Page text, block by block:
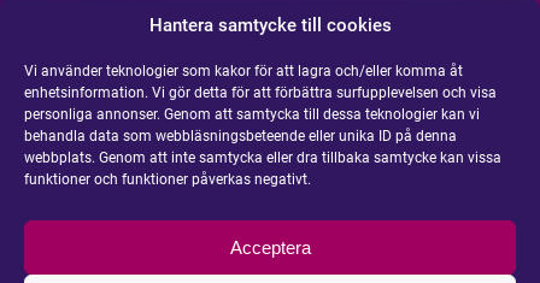
Hantera samtycke till cookies
Vi använder teknologier som kakor för att lagra och/eller komma åt
enhetsinformation. Vi gör detta för att förbättra surfupplevelsen och visa
personliga annonser. Genom att samtycka till dessa teknologier kan vi
behandla data som webbläsningsbeteende eller unika ID på denna
webbplats. Genom att inte samtycka eller dra tillbaka samtycke kan vissa
funktioner och funktioner påverkas negativt.
Acceptera
Visselblåsarfunktion
Har du uppmärksammat något som inte känns rätt?
Rapportera din misstanke om oegentlighet här.
Integritetspolicy